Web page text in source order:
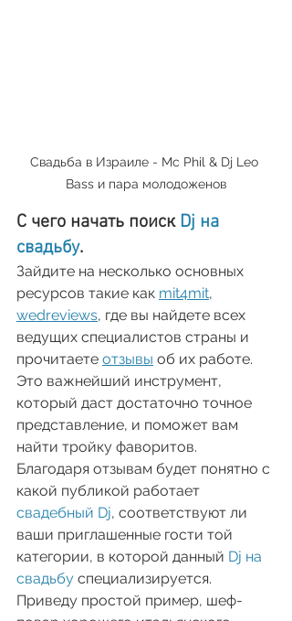
Свадьба в Израиле - Mc Phil & Dj Leo
Bass и пара молодоженов
С чего начать поиск Dj на
свадьбу.
Зайдите на несколько основных
ресурсов такие как mit4mit,
wedreviews, где вы найдете всех
ведущих специалистов страны и
прочитаете отзывы об их работе.
Это важнейший инструмент,
который даст достаточно точное
представление, и поможет вам
найти тройку фаворитов.
Благодаря отзывам будет понятно с
какой публикой работает
свадебный Dj, соответствуют ли
ваши приглашенные гости той
категории, в которой данный Dj на
свадьбу специализируется.
Приведу простой пример, шеф-